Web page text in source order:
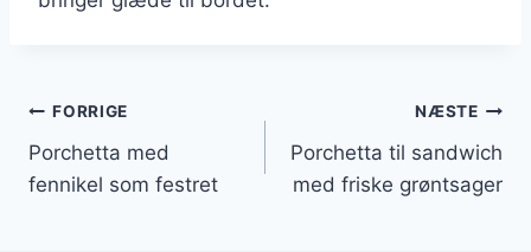
Indlægsnavigation
FORRIGE
Porchetta med
fennikel som festret
NÆSTE
Porchetta til sandwich
med friske grøntsager